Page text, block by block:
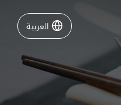
العربية
العربية
أبوظبي